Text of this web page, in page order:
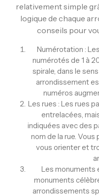
relativement simple
logique de chaque
conseils pour
Numérotation :
numérotés de 1 à
spirale, dans le
arrondissement
numéros
Les rues : Les rues
entrelacées,
indiquées avec des
nom de la rue.
vous orienter et
Les monuments
monuments
arrondissements